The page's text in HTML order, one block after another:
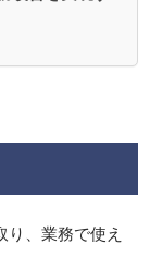
、業務で使え